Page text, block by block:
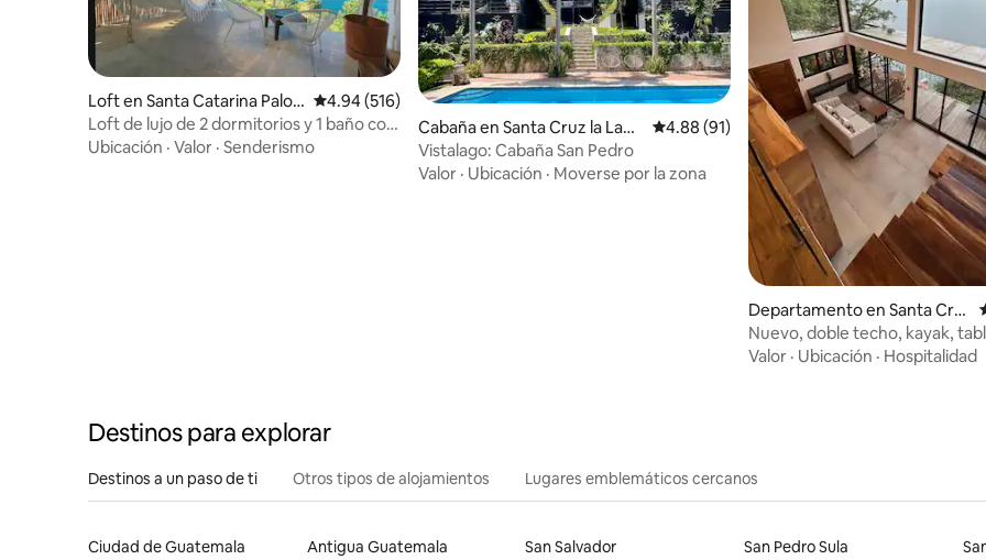
Loft en Santa Catarina Palop
ó
Calificación promedio: 4.94 de 5; 516 evaluaciones
4.94 (516)
Loft de lujo de 2 dormitorios y 1 baño con
jacuzzi cerca de Pana
Ubicación · Valor · Senderismo
Cabaña en Santa Cruz la Lagu
na
Calificación promedio: 4.88 de 5; 91
4.88 (91)
Vistalago: Cabaña San Pedro
Valor · Ubicación · Moverse por la zona
Departamento en Santa Cru
z la Laguna
Nuevo, doble techo, kayak,
Valor · Ubicación · Hospitalidad
Destinos para explorar
Destinos a un paso de ti Otros tipos de alojamientos Lugares emblemáticos cercanos
Ciudad de Guatemala
Antigua Guatemala
San Salvador
San Pedro Sula